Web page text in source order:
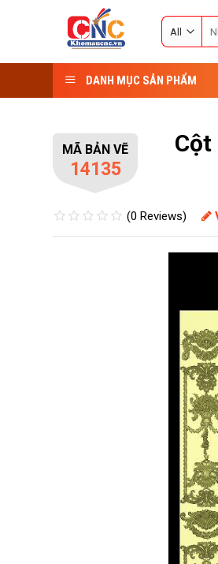
for:
DANH MỤC SẢN PHẨM
MÃ BẢN VẼ
14135
Cột
(0 Reviews)